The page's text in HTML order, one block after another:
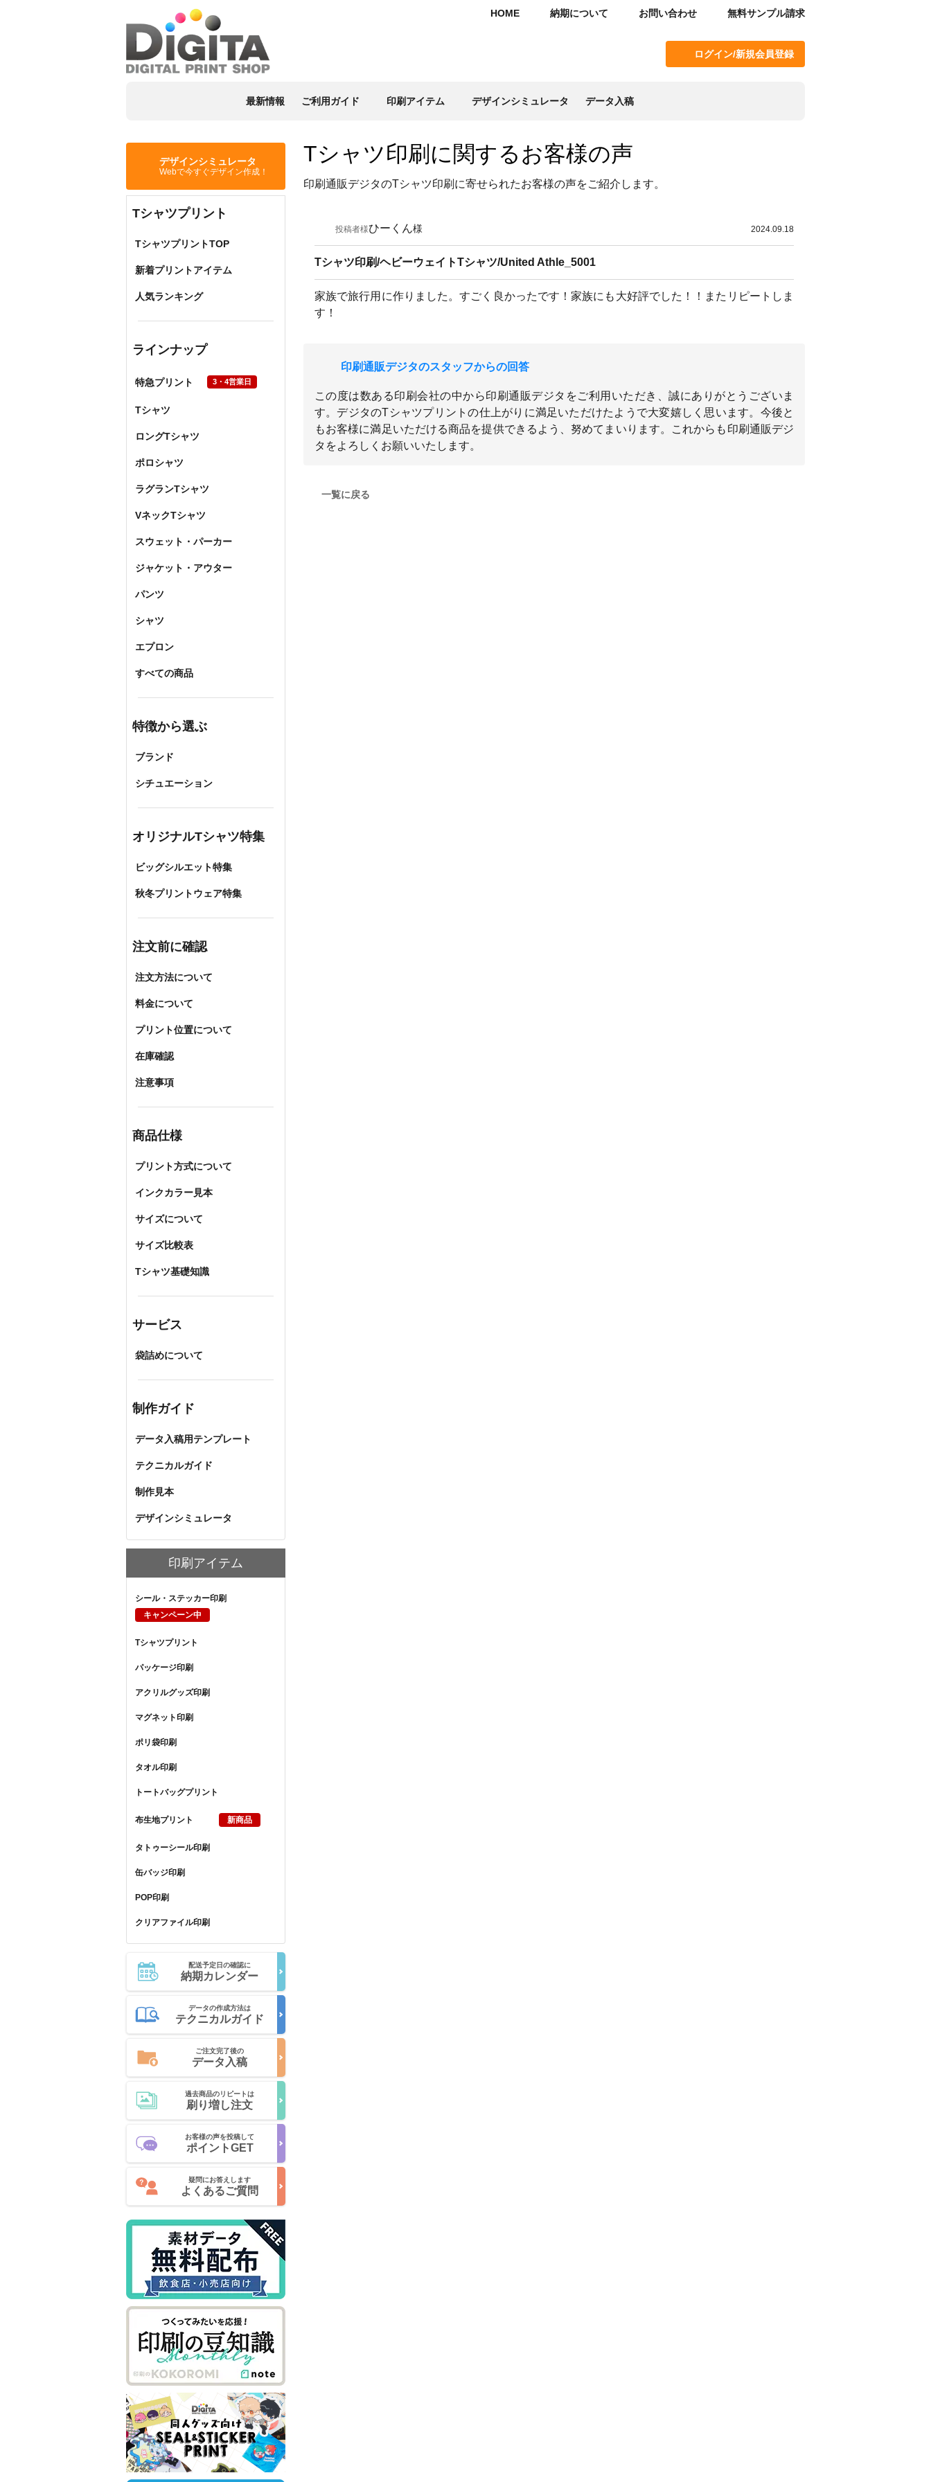
HOME 納期について お問い合わせ 無料サンプル請求
ログイン/新規会員登録
最新情報 ご利用ガイド 印刷アイテム デザインシミュレータ データ入稿
デザインシミュレータ
Webで今すぐデザイン作成！
Tシャツプリント
TシャツプリントTOP
新着プリントアイテム
人気ランキング
ラインナップ
特急プリント 3・4営業日
Tシャツ
ロングTシャツ
ポロシャツ
ラグランTシャツ
VネックTシャツ
スウェット・パーカー
ジャケット・アウター
パンツ
シャツ
エプロン
すべての商品
特徴から選ぶ
ブランド
シチュエーション
オリジナルTシャツ特集
ビッグシルエット特集
秋冬プリントウェア特集
注文前に確認
注文方法について
料金について
プリント位置について
在庫確認
注意事項
商品仕様
プリント方式について
インクカラー見本
サイズについて
サイズ比較表
Tシャツ基礎知識
サービス
袋詰めについて
制作ガイド
データ入稿用テンプレート
テクニカルガイド
制作見本
デザインシミュレータ
印刷アイテム
シール・ステッカー印刷
キャンペーン中
Tシャツプリント
パッケージ印刷
アクリルグッズ印刷
マグネット印刷
ポリ袋印刷
タオル印刷
トートバッグプリント
布生地プリント 新商品
タトゥーシール印刷
缶バッジ印刷
POP印刷
クリアファイル印刷
配送予定日の確認に
納期カレンダー
データの作成方法は
テクニカルガイド
ご注文完了後の
データ入稿
過去商品のリピートは
刷り増し注文
お客様の声を投稿して
ポイントGET
疑問にお答えします
よくあるご質問
Tシャツ印刷に関するお客様の声
印刷通販デジタのTシャツ印刷に寄せられたお客様の声をご紹介します。
投稿者様ひーくん様 2024.09.18
Tシャツ印刷/ヘビーウェイトTシャツ/United Athle_5001
家族で旅行用に作りました。すごく良かったです！家族にも大好評でした！！またリピートしま
す！
印刷通販デジタのスタッフからの回答
この度は数ある印刷会社の中から印刷通販デジタをご利用いただき、誠にありがとうございま
す。デジタのTシャツプリントの仕上がりに満足いただけたようで大変嬉しく思います。今後と
もお客様に満足いただける商品を提供できるよう、努めてまいります。これからも印刷通販デジ
タをよろしくお願いいたします。
一覧に戻る